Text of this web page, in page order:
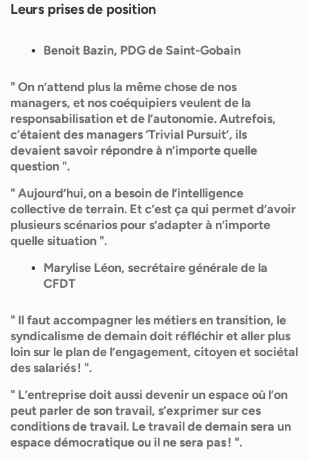
Leurs prises de position
Benoit Bazin, PDG de Saint-Gobain
" On n’attend plus la même chose de nos
managers, et nos coéquipiers veulent de la
responsabilisation et de l’autonomie. Autrefois,
c’étaient des managers ‘Trivial Pursuit’, ils
devaient savoir répondre à n’importe quelle
question ".
" Aujourd’hui, on a besoin de l’intelligence
collective de terrain. Et c’est ça qui permet d’avoir
plusieurs scénarios pour s’adapter à n’importe
quelle situation ".
Marylise Léon, secrétaire générale de la
CFDT
" Il faut accompagner les métiers en transition, le
syndicalisme de demain doit réfléchir et aller plus
loin sur le plan de l’engagement, citoyen et sociétal
des salariés ! ".
" L’entreprise doit aussi devenir un espace où l’on
peut parler de son travail, s’exprimer sur ces
conditions de travail. Le travail de demain sera un
espace démocratique ou il ne sera pas ! ".